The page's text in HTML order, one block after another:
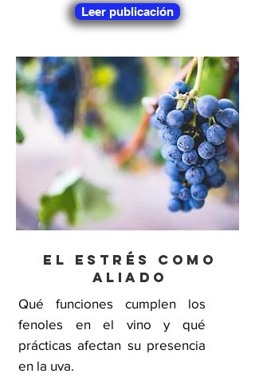
Leer publicación
El estrés como
aliado
Qué funciones cumplen los
fenoles en el vino y qué
prácticas afectan su presencia
en la uva.